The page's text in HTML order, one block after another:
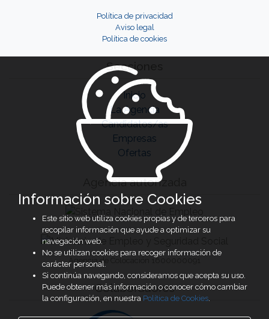
Política de privacidad
Aviso legal
Política de cookies
Secciones
Inicio
La Agencia
Candidatos/as
Empresas
Ofertas
Agencia autorizada
Agencia de Colocación 1600000091
Colaboradores
Información sobre Cookies
Este sitio web utiliza cookies propias y de terceros para
recopilar información que ayude a optimizar su
navegación web.
No se utilizan cookies para recoger información de
carácter personal.
Si continúa navegando, consideramos que acepta su uso.
Puede obtener más información o conocer cómo cambiar
la configuración, en nuestra Política de Cookies.